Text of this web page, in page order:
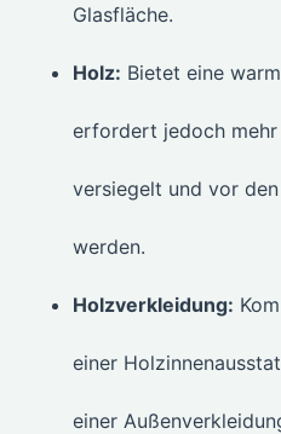
Glasfläche.
Holz: Bietet eine
erfordert jedoch
versiegelt und vor
werden.
Holzverkleidung:
einer
einer